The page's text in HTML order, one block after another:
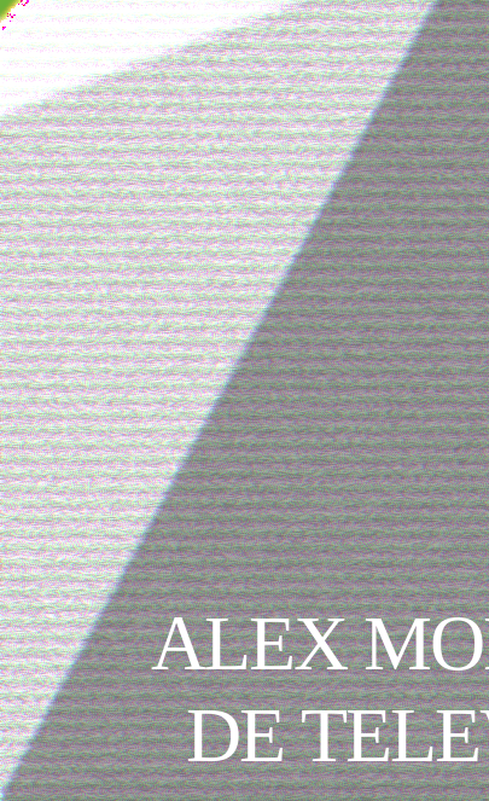
ALEX
DE